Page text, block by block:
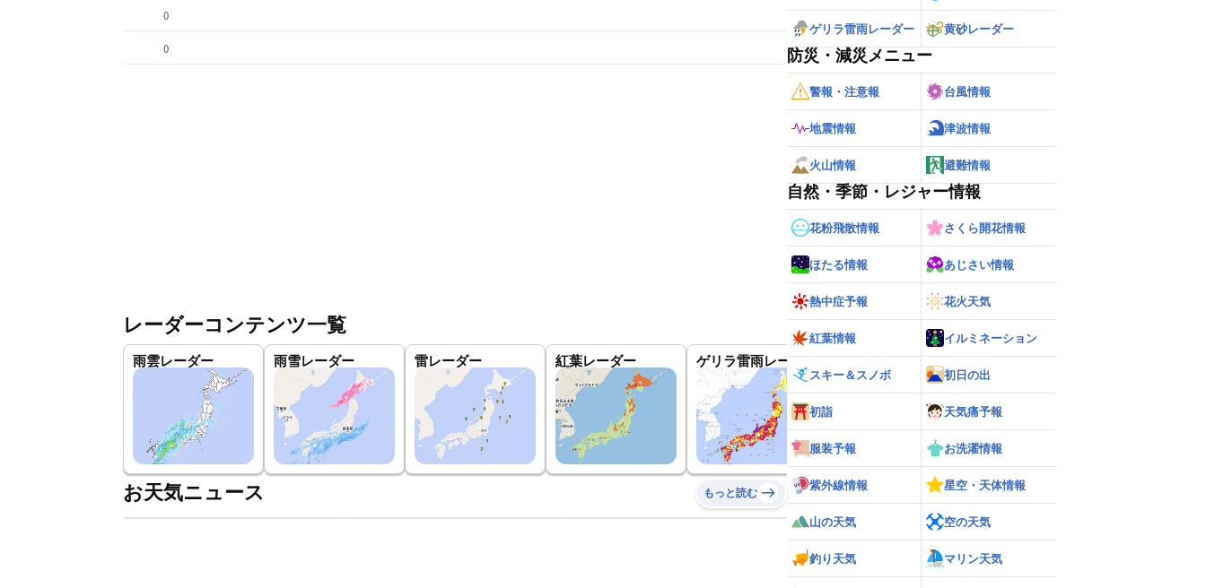
()
()
レーダーコンテンツ一覧
雨雲レーダー 雨雪レーダー 雷レーダー 紅葉レーダー ゲリラ雷雨レーダー 世界の雨雲レーダー
お天気ニュース もっと読む
ゲリラ雷雨レーダー 黄砂レーダー
防災・減災メニュー
警報・注意報 台風情報
地震情報 津波情報
火山情報 避難情報
自然・季節・レジャー情報
花粉飛散情報 さくら開花情報
ほたる情報 あじさい情報
熱中症予報 花火天気
紅葉情報 イルミネーション
スキー＆スノボ 初日の出
初詣 天気痛予報
服装予報 お洗濯情報
紫外線情報 星空・天体情報
山の天気 空の天気
釣り天気 マリン天気